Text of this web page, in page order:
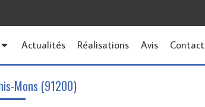
Actualités Réalisations Avis Contact
Mons (91200)